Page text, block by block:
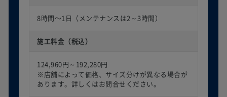
8時間〜1日（メンテナンスは2～3時間）
施工料金（税込）
124,960円～192,280円
※店舗によって価格、サイズ分けが異なる場合が
あります。詳しくはお問合せください。